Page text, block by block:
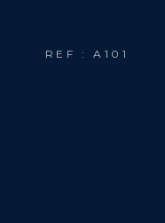
REF : A101